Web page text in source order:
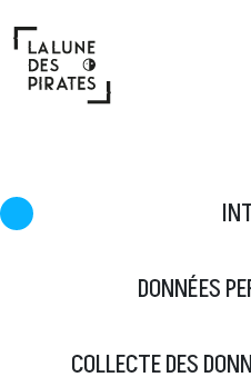
DONNÉES
COLLECTE DES